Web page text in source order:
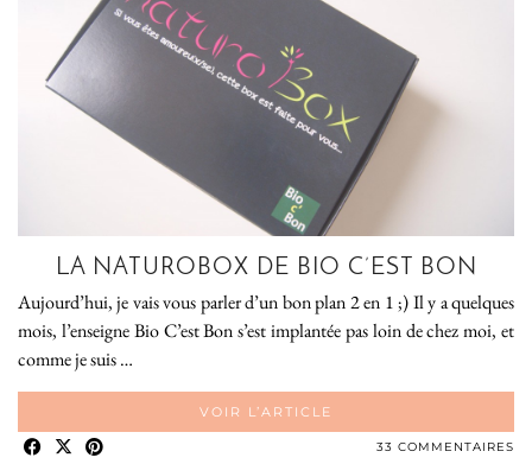
LA NATUROBOX DE BIO C’EST BON
Aujourd’hui, je vais vous parler d’un bon plan 2 en 1 ;) Il y a quelques
mois, l’enseigne Bio C’est Bon s’est implantée pas loin de chez moi, et
comme je suis …
VOIR L’ARTICLE
33 COMMENTAIRES